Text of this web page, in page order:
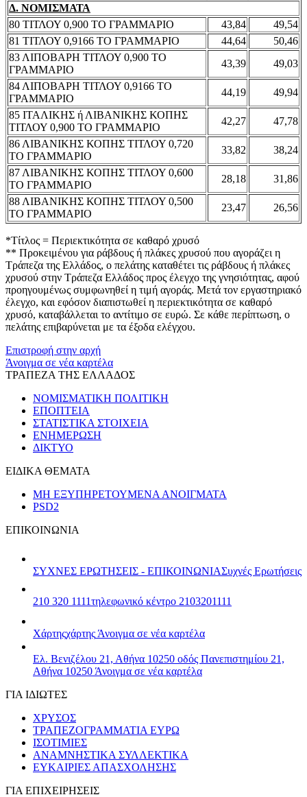
Δ. ΝΟΜΙΣΜΑΤΑ
80 ΤΙΤΛΟΥ 0,900 ΤΟ ΓΡΑΜΜΑΡΙΟ
43,84
49,54
81 ΤΙΤΛΟΥ 0,9166 ΤΟ ΓΡΑΜΜΑΡΙΟ
44,64
50,46
83 ΛΙΠΟΒΑΡΗ ΤΙΤΛΟΥ 0,900 ΤΟ
ΓΡΑΜΜΑΡΙΟ
43,39
49,03
84 ΛΙΠΟΒΑΡΗ ΤΙΤΛΟΥ 0,9166 ΤΟ
ΓΡΑΜΜΑΡΙΟ
44,19
49,94
85 ΙΤΑΛΙΚΗΣ ή ΛΙΒΑΝΙΚΗΣ ΚΟΠΗΣ
ΤΙΤΛΟΥ 0,900 ΤΟ ΓΡΑΜΜΑΡΙΟ
42,27
47,78
86 ΛΙΒΑΝΙΚΗΣ ΚΟΠΗΣ ΤΙΤΛΟΥ 0,720
ΤΟ ΓΡΑΜΜΑΡΙΟ
33,82
38,24
87 ΛΙΒΑΝΙΚΗΣ ΚΟΠΗΣ ΤΙΤΛΟΥ 0,600
ΤΟ ΓΡΑΜΜΑΡΙΟ
28,18
31,86
88 ΛΙΒΑΝΙΚΗΣ ΚΟΠΗΣ ΤΙΤΛΟΥ 0,500
ΤΟ ΓΡΑΜΜΑΡΙΟ
23,47 26,56
*Τίτλος = Περιεκτικότητα σε καθαρό χρυσό
** Προκειμένου για ράβδους ή πλάκες χρυσού που αγοράζει η
Τράπεζα της Ελλάδος, ο πελάτης καταθέτει τις ράβδους ή πλάκες
χρυσού στην Τράπεζα Ελλάδος προς έλεγχο της γνησιότητας, αφού
προηγουμένως συμφωνηθεί η τιμή αγοράς. Μετά τον εργαστηριακό
έλεγχο, και εφόσον διαπιστωθεί η περιεκτικότητα σε καθαρό
χρυσό, καταβάλλεται το αντίτιμο σε ευρώ. Σε κάθε περίπτωση, ο
πελάτης επιβαρύνεται με τα έξοδα ελέγχου.
Επιστροφή στην αρχή
Άνοιγμα σε νέα καρτέλα
ΤΡΑΠΕΖΑ ΤΗΣ ΕΛΛΑΔΟΣ
ΝΟΜΙΣΜΑΤΙΚΗ ΠΟΛΙΤΙΚΗ
ΕΠΟΠΤΕΙΑ
ΣΤΑΤΙΣΤΙΚΑ ΣΤΟΙΧΕΙΑ
ΕΝΗΜΕΡΩΣΗ
ΔΙΚΤΥΟ
ΕΙΔΙΚΑ ΘΕΜΑΤΑ
ΜΗ ΕΞΥΠΗΡΕΤΟΥΜΕΝΑ ΑΝΟΙΓΜΑΤΑ
PSD2
ΕΠΙΚΟΙΝΩΝΙΑ
ΣΥΧΝΕΣ ΕΡΩΤΗΣΕΙΣ - ΕΠΙΚΟΙΝΩΝΙΑΣυχνές Ερωτήσεις
210 320 1111τηλεφωνικό κέντρο 2103201111
Χάρτηςχάρτης Άνοιγμα σε νέα καρτέλα
Ελ. Βενιζέλου 21, Αθήνα 10250 οδός Πανεπιστημίου 21,
Αθήνα 10250 Άνοιγμα σε νέα καρτέλα
ΓΙΑ ΙΔΙΩΤΕΣ
ΧΡΥΣΟΣ
ΤΡΑΠΕΖΟΓΡΑΜΜΑΤΙΑ ΕΥΡΩ
ΙΣΟΤΙΜΙΕΣ
ΑΝΑΜΝΗΣΤΙΚΑ ΣΥΛΛΕΚΤΙΚΑ
ΕΥΚΑΙΡΙΕΣ ΑΠΑΣΧΟΛΗΣΗΣ
ΓΙΑ ΕΠΙΧΕΙΡΗΣΕΙΣ